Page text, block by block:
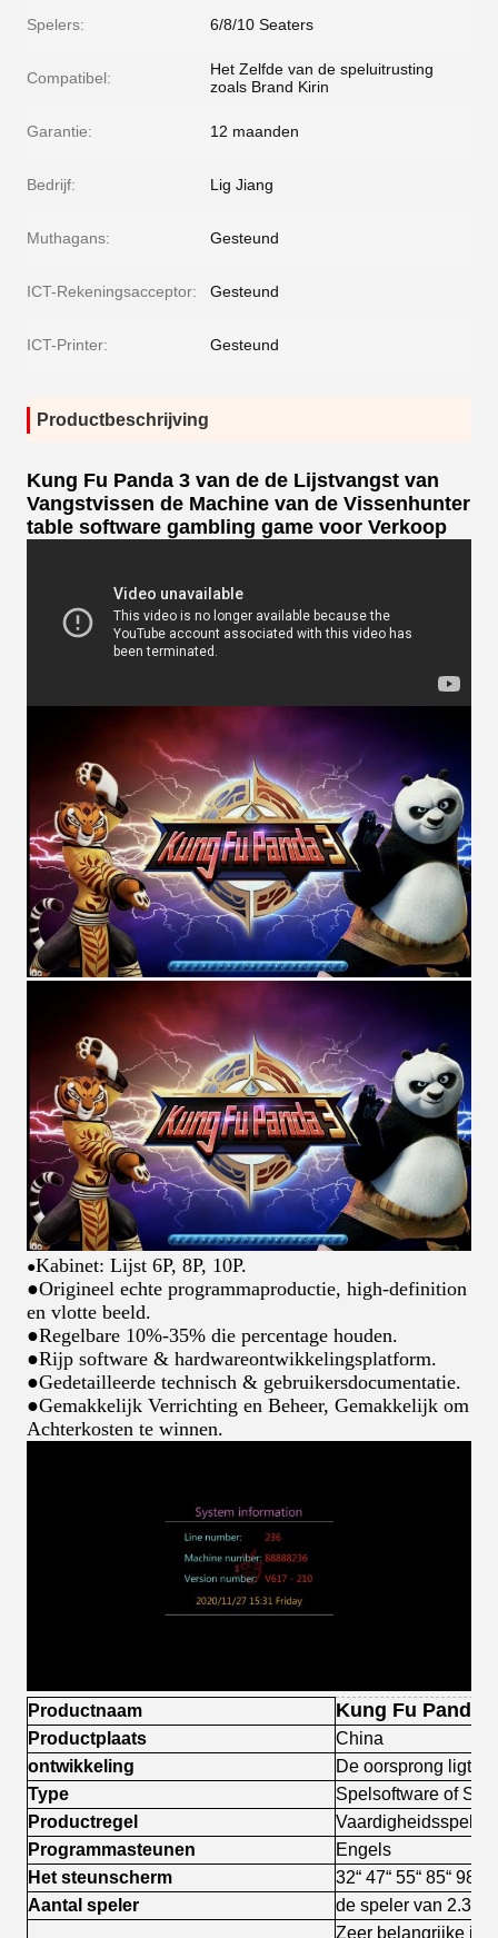
Spelers: 6/8/10 Seaters
Compatibel:
Het Zelfde van de speluitrusting
zoals Brand Kirin
Garantie: 12 maanden
Bedrijf: Lig Jiang
Muthagans: Gesteund
ICT-Rekeningsacceptor: Gesteund
ICT-Printer: Gesteund
Productbeschrijving
Kung Fu Panda 3 van de de Lijstvangst van
Vangstvissen de Machine van de Vissenhunter
table software gambling game voor Verkoop
●Kabinet: Lijst 6P, 8P, 10P.
●Origineel echte programmaproductie, high-definition
en vlotte beeld.
●Regelbare 10%-35% die percentage houden.
●Rijp software & hardwareontwikkelingsplatform.
●Gedetailleerde technisch & gebruikersdocumentatie.
●Gemakkelijk Verrichting en Beheer, Gemakkelijk om
Achterkosten te winnen.
Productnaam Kung Fu Panda
Productplaats
China
ontwikkeling
De oorsprong ligt
Type
Spelsoftware of
Productregel
Vaardigheidsspelen
Programmasteunen
Engels
Het steunscherm
32“ 47“ 55“ 85“ 98
Aantal speler
de speler van
Zeer belangrijke in/